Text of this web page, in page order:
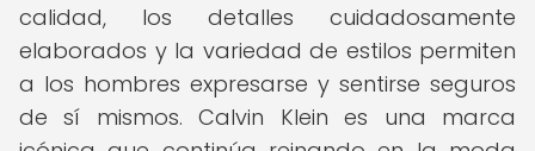
calidad, los detalles cuidadosamente
elaborados y la variedad de estilos permiten
a los hombres expresarse y sentirse seguros
de sí mismos. Calvin Klein es una marca